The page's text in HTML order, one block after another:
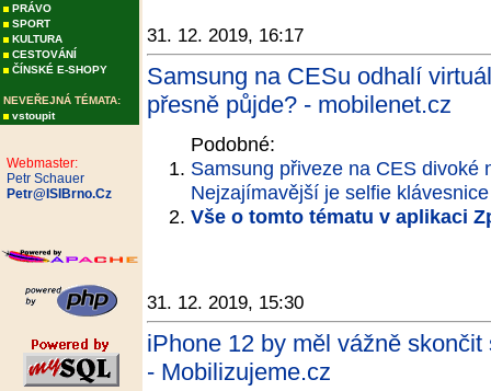
PRÁVO
SPORT
KULTURA
CESTOVÁNÍ
ČÍNSKÉ E-SHOPY
NEVEŘEJNÁ TÉMATA:
vstoupit
Webmaster:
Petr Schauer
Petr@ISIBrno.Cz
31. 12. 2019, 16:17
Samsung na CESu odhalí
přesně půjde? - mobilenet.cz
Podobné:
Samsung přiveze na CES divoké
Nejzajímavější je selfie klávesnice
Vše o tomto tématu v aplikaci
31. 12. 2019, 15:30
iPhone 12 by měl vážně
- Mobilizujeme.cz